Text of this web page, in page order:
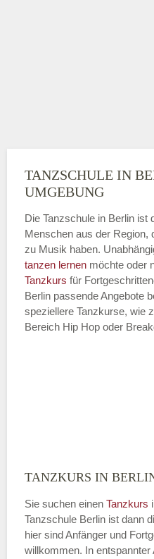
TANZSCHULE IN
UMGEBUNG
Die Tanzschule in Berlin ist
Menschen aus der Region,
zu Musik haben.
tanzen lernen möchte oder
Tanzkurs für
Berlin passende Angebote
speziellere Tanzkurse, wie
Bereich Hip Hop oder
TANZKURS IN
Sie suchen einen Tanzkurs
Tanzschule Berlin ist dann
hier sind Anfänger und
willkommen. In